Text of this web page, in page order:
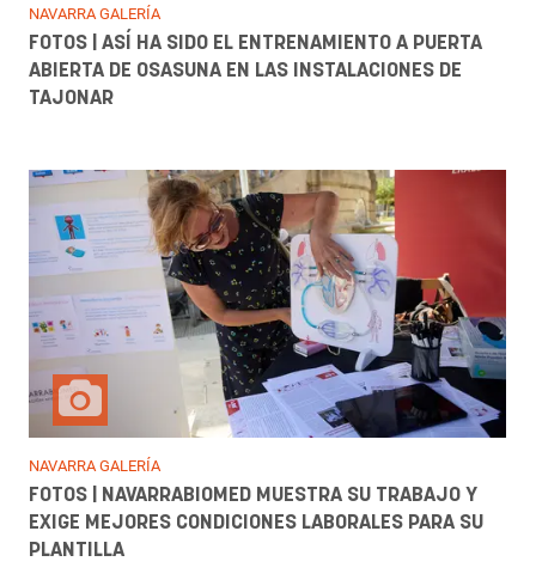
NAVARRA GALERÍA
FOTOS | ASÍ HA SIDO EL ENTRENAMIENTO A PUERTA
ABIERTA DE OSASUNA EN LAS INSTALACIONES DE
TAJONAR
NAVARRA GALERÍA
FOTOS | NAVARRABIOMED MUESTRA SU TRABAJO Y
EXIGE MEJORES CONDICIONES LABORALES PARA SU
PLANTILLA